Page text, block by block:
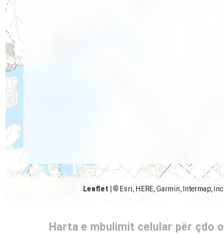
Leaflet © Esri, HERE, Garmin, Intermap,
Harta e mbulimit celular për çdo